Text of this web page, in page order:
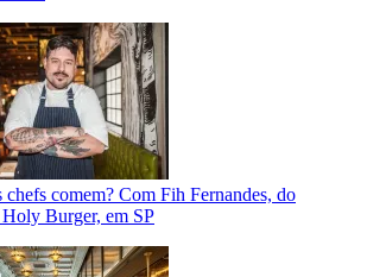
chefs comem? Com Fih Fernandes, do
Burger, em SP